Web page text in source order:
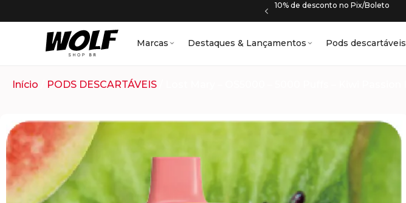
10% de desconto no Pix/Boleto
Marcas Destaques & Lançamentos Pods descartáveis
Início PODS DESCARTÁVEIS